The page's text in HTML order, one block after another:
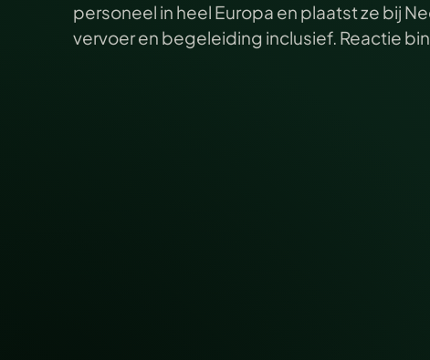
personeel in heel Europa en plaatst ze bij
vervoer en begeleiding inclusief. Reactie